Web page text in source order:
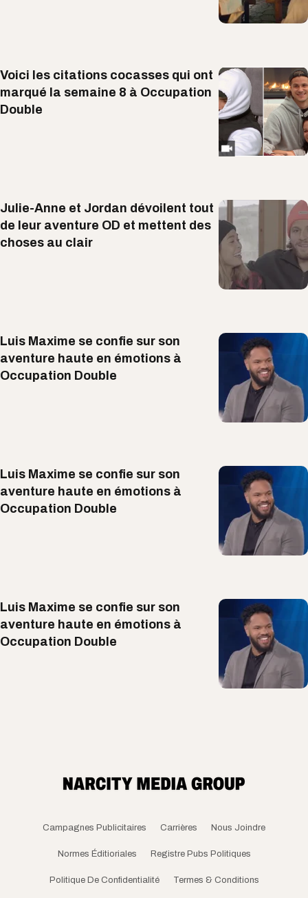
Voici les citations cocasses qui ont
marqué la semaine 8 à Occupation
Double
Julie-Anne et Jordan dévoilent tout
de leur aventure OD et mettent des
choses au clair
Luis Maxime se confie sur son
aventure haute en émotions à
Occupation Double
Luis Maxime se confie sur son
aventure haute en émotions à
Occupation Double
Luis Maxime se confie sur son
aventure haute en émotions à
Occupation Double
Campagnes Publicitaires Carrières Nous Joindre
Normes Éditioriales Registre Pubs Politiques
Politique De Confidentialité Termes & Conditions